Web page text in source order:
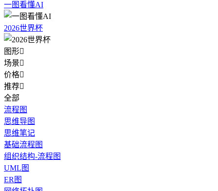
一图看懂AI
2026世界杯
图形
场景
价格
推荐
全部
流程图
思维导图
思维笔记
基础流程图
组织结构-流程图
UML图
ER图